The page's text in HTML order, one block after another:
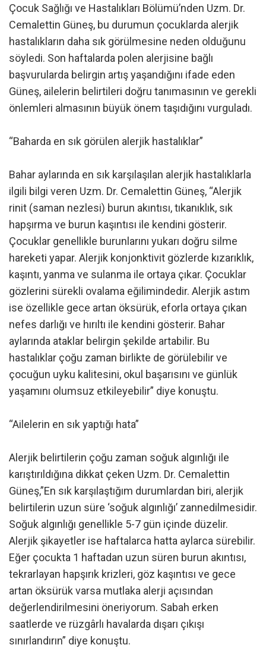
Çocuk Sağlığı ve Hastalıkları Bölümü’nden Uzm. Dr.
Cemalettin Güneş, bu durumun çocuklarda alerjik
hastalıkların daha sık görülmesine neden olduğunu
söyledi. Son haftalarda polen alerjisine bağlı
başvurularda belirgin artış yaşandığını ifade eden
Güneş, ailelerin belirtileri doğru tanımasının ve gerekli
önlemleri almasının büyük önem taşıdığını vurguladı.
“Baharda en sık görülen alerjik hastalıklar”
Bahar aylarında en sık karşılaşılan alerjik hastalıklarla
ilgili bilgi veren Uzm. Dr. Cemalettin Güneş, “Alerjik
rinit (saman nezlesi) burun akıntısı, tıkanıklık, sık
hapşırma ve burun kaşıntısı ile kendini gösterir.
Çocuklar genellikle burunlarını yukarı doğru silme
hareketi yapar. Alerjik konjonktivit gözlerde kızarıklık,
kaşıntı, yanma ve sulanma ile ortaya çıkar. Çocuklar
gözlerini sürekli ovalama eğilimindedir. Alerjik astım
ise özellikle gece artan öksürük, eforla ortaya çıkan
nefes darlığı ve hırıltı ile kendini gösterir. Bahar
aylarında ataklar belirgin şekilde artabilir. Bu
hastalıklar çoğu zaman birlikte de görülebilir ve
çocuğun uyku kalitesini, okul başarısını ve günlük
yaşamını olumsuz etkileyebilir” diye konuştu.
“Ailelerin en sık yaptığı hata”
Alerjik belirtilerin çoğu zaman soğuk algınlığı ile
karıştırıldığına dikkat çeken Uzm. Dr. Cemalettin
Güneş,”En sık karşılaştığım durumlardan biri, alerjik
belirtilerin uzun süre ‘soğuk algınlığı’ zannedilmesidir.
Soğuk algınlığı genellikle 5-7 gün içinde düzelir.
Alerjik şikayetler ise haftalarca hatta aylarca sürebilir.
Eğer çocukta 1 haftadan uzun süren burun akıntısı,
tekrarlayan hapşırık krizleri, göz kaşıntısı ve gece
artan öksürük varsa mutlaka alerji açısından
değerlendirilmesini öneriyorum. Sabah erken
saatlerde ve rüzgârlı havalarda dışarı çıkışı
sınırlandırın” diye konuştu.